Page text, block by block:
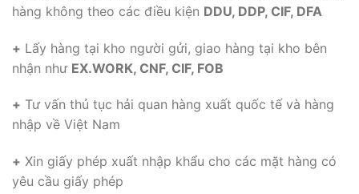
hàng không theo các điều kiện DDU, DDP, CIF, DFA
+ Lấy hàng tại kho người gửi, giao hàng tại kho bên
nhận như EX.WORK, CNF, CIF, FOB
+ Tư vấn thủ tục hải quan hàng xuất quốc tế và hàng
nhập về Việt Nam
+ Xin giấy phép xuất nhập khẩu cho các mặt hàng có
yêu cầu giấy phép